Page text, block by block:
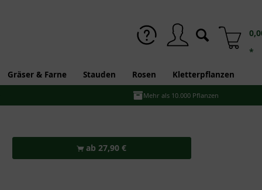
*
Gräser & Farne Stauden Rosen Kletterpflanzen
Mehr als 10.000 Pflanzen
ab 27,90 €